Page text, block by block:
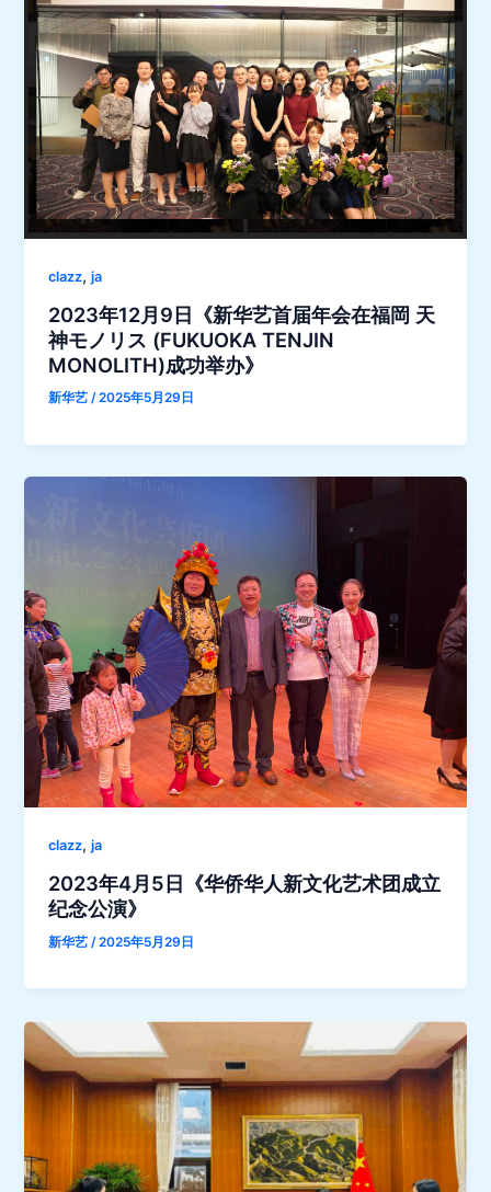
clazz,ja
2023年12月9日《新华艺首届年会在福岡 天
神モノリス (FUKUOKA TENJIN
MONOLITH)成功举办》
新华艺/2025年5月29日
clazz,ja
2023年4月5日《华侨华人新文化艺术团成立
纪念公演》
新华艺 /2025年5月29日